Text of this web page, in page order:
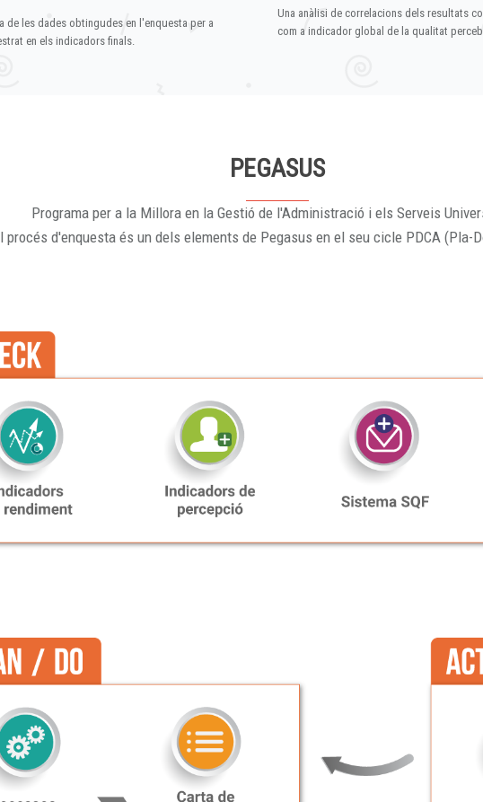
de les dades obtingudes en l'enquesta per a
en els indicadors finals.
Una anàlisi de correlacions dels resultats
com a indicador global de la qualitat
PEGASUS
Programa per a la Millora en la Gestió de l'Administració i els Serveis
procés d'enquesta és un dels elements de Pegasus en el seu cicle PDCA (Pla-